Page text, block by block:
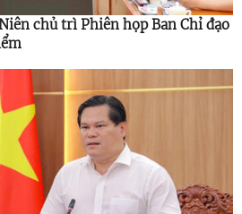
chủ trì Phiên họp Ban Chỉ đạo